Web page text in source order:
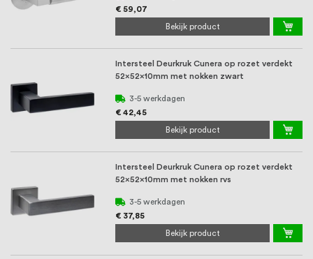
€ 59,07
Bekijk product
Intersteel Deurkruk Cunera op rozet verdekt
52x52x10mm met nokken zwart
3-5 werkdagen
€ 42,45
Bekijk product
Intersteel Deurkruk Cunera op rozet verdekt
52x52x10mm met nokken rvs
3-5 werkdagen
€ 37,85
Bekijk product